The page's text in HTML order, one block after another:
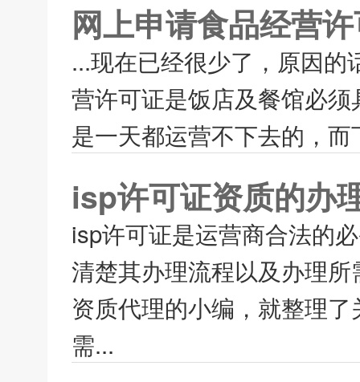
网上申请食品经营
...现在已经很少了，原因
营许可证是饭店及餐馆必
是一天都运营不下去的，
isp许可证资质的办
isp许可证是运营商合法的
清楚其办理流程以及办理
资质代理的小编，就整理
需...